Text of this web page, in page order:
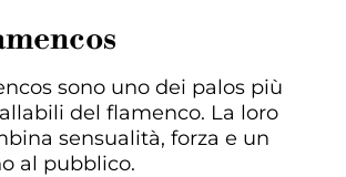
sono uno dei palos più
del flamenco. La loro
sensualità, forza e un
al pubblico.